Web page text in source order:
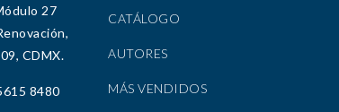
27
CDMX.
8480
CATÁLOGO
AUTORES
MÁS VENDIDOS